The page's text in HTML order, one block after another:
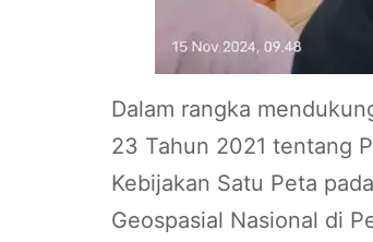
Dalam rangka
23 Tahun 2021 tentang
Kebijakan Satu Peta
Geospasial Nasional di